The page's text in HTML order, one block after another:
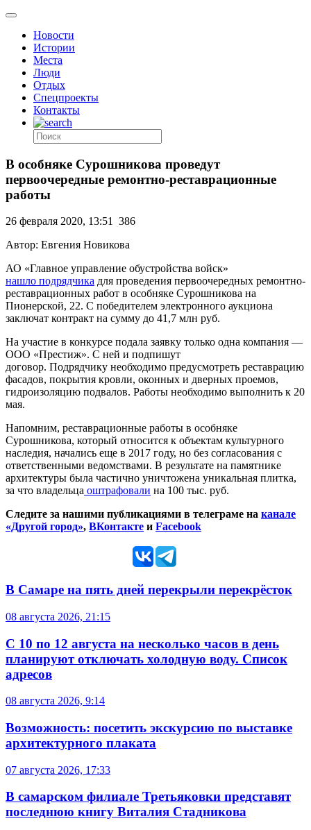
Новости
Истории
Места
Люди
Отдых
Спецпроекты
Контакты
В особняке Сурошникова проведут
первоочередные ремонтно-реставрационные
работы
26 февраля 2020, 13:51 386
Автор: Евгения Новикова
АО «Главное управление обустройства войск»
нашло подрядчика для проведения первоочередных ремонтно-
реставрационных работ в особняке Сурошникова на
Пионерской, 22. С победителем электронного аукциона
заключат контракт на сумму до 41,7 млн руб.
На участие в конкурсе подала заявку только одна компания —
ООО «Престиж». С ней и подпишут
договор. Подрядчику необходимо предусмотреть реставрацию
фасадов, покрытия кровли, оконных и дверных проемов,
гидроизоляцию подвалов. Работы необходимо выполнить к 20
мая.
Напомним, реставрационные работы в особняке
Сурошникова, который относится к объектам культурного
наследия, начались еще в 2017 году, но без согласования с
ответственными ведомствами. В результате на памятнике
архитектуры была частично уничтожена уникальная плитка,
за что владельца оштрафовали на 100 тыс. руб.
Следите за нашими публикациями в телеграме на канале
«Другой город», ВКонтакте и Facebook
В Самаре на пять дней перекрыли перекрёсток
08 августа 2026, 21:15
С 10 по 12 августа на несколько часов в день
планируют отключать холодную воду. Список
адресов
08 августа 2026, 9:14
Возможность: посетить экскурсию по выставке
архитектурного плаката
07 августа 2026, 17:33
В самарском филиале Третьяковки представят
последнюю книгу Виталия Стадникова